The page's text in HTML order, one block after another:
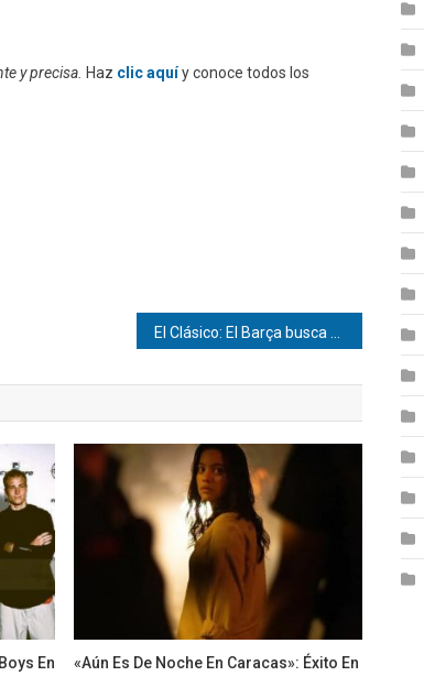
y precisa. Haz clic aquíy conoce todos los
El Clásico: El Barça busca el título ante un Madrid en crisis
En
«Aún Es De Noche En Caracas»: Éxito En